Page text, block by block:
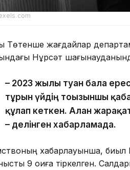
Төтенше жағдайлар
Нұрсәт
– 2023 жылы туған бала
тұрғын үйдің тоғызыншы
құлап кеткен. Алған
– делінген хабарламада.
хабарлауынша, биыл
9 оқиға тіркелген.